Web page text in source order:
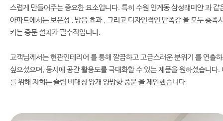
스럽게 만들어주는 중요한 요소입니다. 특히 수원 인계동 삼성래미안 과 같
아파트에서는 보온성 , 방음 효과 , 그리고 디자인적인 만족감 을 모두 충족
키는 중문 설치가 필수적입니다.
고객님께서는 현관인테리어 를 통해 깔끔하고 고급스러운 분위기 를 연출
싶으셨으며, 동시에 공간 활용도를 극대화할 수 있는 제품을 원하셨습니다.
를 위해 저희는 슬림 비대칭 양개 양방향 중문 을 제안했습니다.